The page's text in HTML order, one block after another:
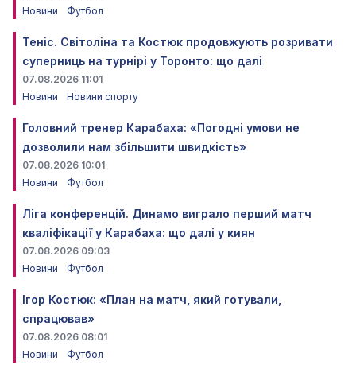
Новини
Футбол
Теніс. Світоліна та Костюк продовжують розривати
суперниць на турнірі у Торонто: що далі
07.08.2026 11:01
Новини
Новини спорту
Головний тренер Карабаха: «Погодні умови не
дозволили нам збільшити швидкість»
07.08.2026 10:01
Новини
Футбол
Ліга конференцій. Динамо виграло перший матч
кваліфікації у Карабаха: що далі у киян
07.08.2026 09:03
Новини
Футбол
Ігор Костюк: «План на матч, який готували,
спрацював»
07.08.2026 08:01
Новини
Футбол